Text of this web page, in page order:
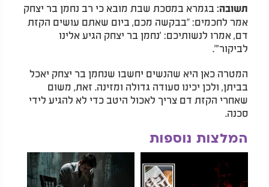
תשובה: בגמרא במסכת שבת מובא כי רב נחמן בר יצחק
אמר לחכמים: "בבקשה מכם, ביום שאתם עושים הקזת
דם, אמרו לנשותיכם: 'נחמן בר יצחק הגיע אלינו
לביקור'".
המטרה כאן היא שהנשים יחשבו שנחמן בר יצחק יאכל
בביתן, ולכן יכינו סעודה גדולה ומזינה. זאת, משום
שאחרי הקזת דם צריך לאכול היטב כדי לא להגיע לידי
סכנה.
המלצות נוספות